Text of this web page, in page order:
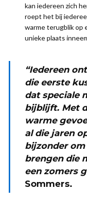
kan iedereen zich
roept het bij
warme terugblik op
unieke plaats
“Iedereen
die eerste
dat speciale
bijblijft. Met
warme
al die jaren
bijzonder
brengen die
een zomers
Sommers.